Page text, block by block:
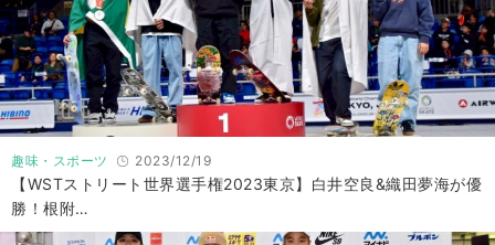
趣味・スポーツ 2023/12/19
【WSTストリート世界選手権2023東京】白井空良&織田夢海が優
勝！根附…